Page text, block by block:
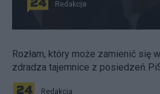
Redakcja
Rozłam, który może zamienić się
zdradza tajemnice z posiedzeń
Redakcja